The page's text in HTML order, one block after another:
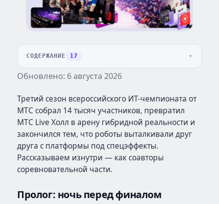
СОДЕРЖАНИЕ 17
Обновлено: 6 августа 2026
Третий сезон всероссийского ИТ-чемпионата от
МТС собрал 14 тысяч участников, превратил
МТС Live Холл в арену гибридной реальности и
закончился тем, что роботы выталкивали друг
друга с платформы под спецэффекты.
Рассказываем изнутри — как соавторы
соревновательной части.
Пролог: ночь перед финалом